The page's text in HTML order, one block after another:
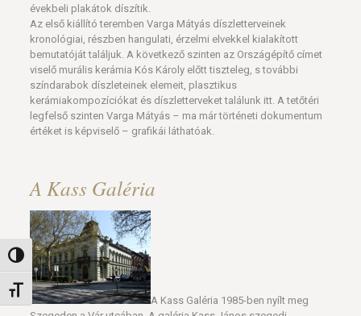
Nagy kontraszt váltása
Betűméret váltása
évekbeli plakátok díszítik.
Az első kiállító teremben Varga Mátyás díszletterveinek
kronológiai, részben hangulati, érzelmi elvekkel kialakított
bemutatóját találjuk. A következő szinten az Országépítő címet
viselő murális kerámia Kós Károly előtt tiszteleg, s további
színdarabok díszleteinek elemeit, plasztikus
kerámiakompozíciókat és díszletterveket találunk itt. A tetőtéri
legfelső szinten Varga Mátyás – ma már történeti dokumentum
értéket is képviselő – grafikái láthatóak.
A Kass Galéria
A Kass Galéria 1985-ben nyílt meg